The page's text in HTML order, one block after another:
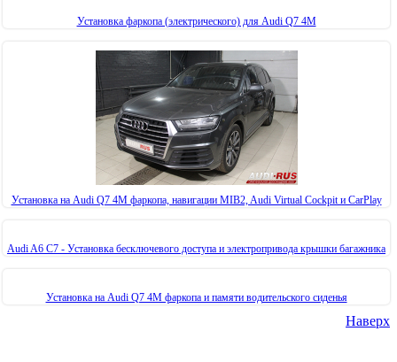
Установка фаркопа (электрического) для Audi Q7 4M
Установка на Audi Q7 4M фаркопа, навигации MIB2, Audi Virtual Cockpit и CarPlay
Audi A6 C7 - Установка бесключевого доступа и электропривода крышки багажника
Установка на Audi Q7 4M фаркопа и памяти водительского сиденья
Наверх